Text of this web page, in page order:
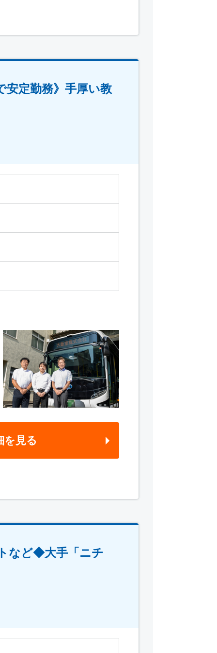
安定勤務》手厚い教
を見る
など◆大手「ニチ